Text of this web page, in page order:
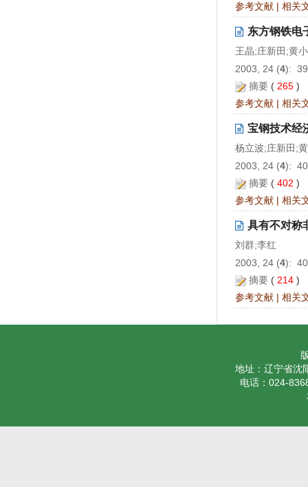
参考文献 | 相关
东方钢铁电
王晶;庄新田;黄
2003, 24 (4):
摘要 ( 265 )
参考文献 | 相关
宝钢技术经
杨立波;庄新田;
2003, 24 (4):
摘要 ( 402 )
参考文献 | 相关
具有不对称
刘群;李红
2003, 24 (4):
摘要 ( 214 )
参考文献 | 相关
地址：辽宁省沈
电话：024-